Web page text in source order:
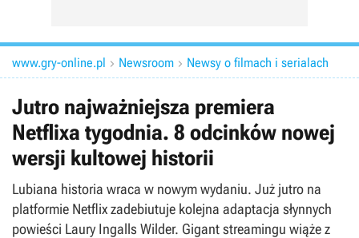
www.gry-online.pl  Newsroom  Newsy o filmach i serialach
Jutro najważniejsza premiera
Netflixa tygodnia. 8 odcinków nowej
wersji kultowej historii
Lubiana historia wraca w nowym wydaniu. Już jutro na
platformie Netflix zadebiutuje kolejna adaptacja słynnych
powieści Laury Ingalls Wilder. Gigant streamingu wiąże z